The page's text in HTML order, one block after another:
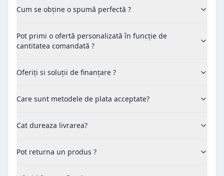
Cum se obține o spumă perfectă ?
Pot primi o ofertă personalizată în funcție de
cantitatea comandată ?
Oferiți si soluții de finanțare ?
Care sunt metodele de plata acceptate?
Cat dureaza livrarea?
Pot returna un produs ?